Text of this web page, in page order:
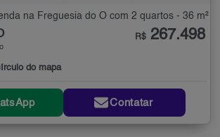
na Freguesia do Ó com 2 quartos - 36 m²
do mapa
R$ 267.498
Contatar